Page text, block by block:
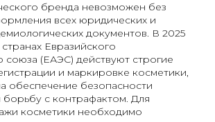
бренда невозможен без
всех юридических и
документов. В 2025
Евразийского
союза (ЕАЭС) действуют строгие
и маркировке косметики,
обеспечение безопасности
с контрафактом. Для
косметики необходимо